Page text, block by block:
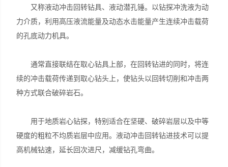
又称液动冲击回转钻具、液动潜孔锤。以钻探冲洗液为动
力介质，利用高压液流能量及动态水击能量产生连续冲击载荷
的孔底动力机具。
通常直接联结在取心钻具上部，在回转钻进的同时，将连
续的冲击载荷传递到取心钻头上，使钻头以回转切削和冲击两
种方式联合破碎岩石。
用于地质岩心钻探，特别适合在坚硬、破碎岩层以及中等
硬度的粗粒不均质岩层中应用。液动冲击回转钻进技术可以提
高机械钻速，延长回次进尺，减缓钻孔弯曲。